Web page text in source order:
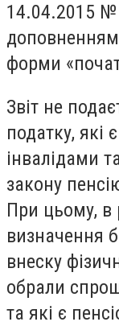
14.04.2015 №
форми
Звіт не
податку, які
інвалідами
закону
При цьому, в
визначення
внеску
обрали
та які є